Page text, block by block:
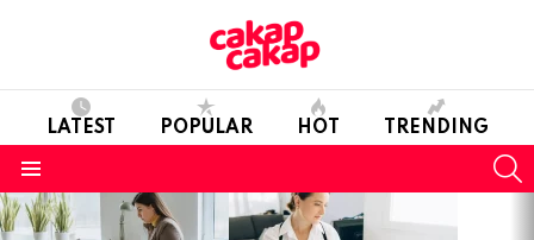
LATEST POPULAR HOT TRENDING
LATEST
STORIES